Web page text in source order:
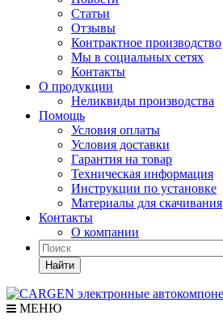
Статьи
Отзывы
Контрактное производство
Мы в социальных сетях
Контакты
О продукции
Неликвиды производства
Помощь
Условия оплаты
Условия доставки
Гарантия на товар
Техническая информация
Инструкции по установке
Материалы для скачивания
Контакты
О компании
Найти
МЕНЮ